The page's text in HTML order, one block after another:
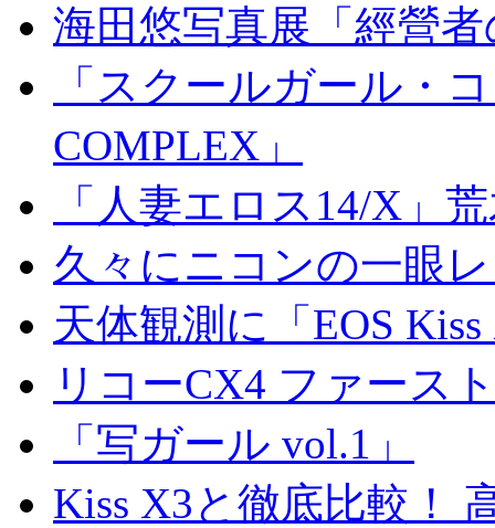
海田悠写真展「經營
「スクールガール・
COMPLEX」
「人妻エロス14/X」
久々にニコンの一眼
天体観測に「EOS
リコーCX4 ファース
「写ガール vol.1」
Kiss X3と徹底比較！